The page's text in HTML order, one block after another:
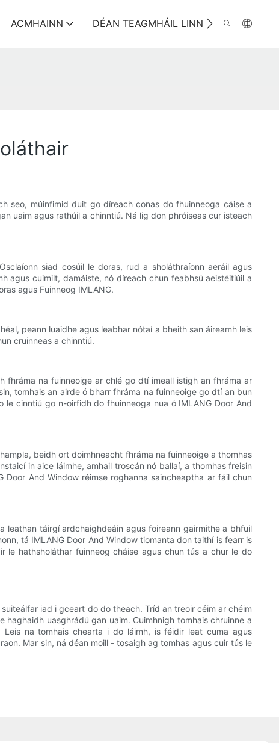
ACMHAINN DÉAN TEAGMHÁIL LINN:
seo, múinfimid duit go díreach conas do fhuinneoga cáise a
uaim agus rathúil a chinntiú. Ná lig don phróiseas cur isteach
siad cosúil le doras, rud a sholáthraíonn aeráil agus
agus cuimilt, damáiste, nó díreach chun feabhsú aeistéitiúil a
agus Fuinneog IMLANG.
peann luaidhe agus leabhar nótaí a bheith san áireamh leis
cruinneas a chinntiú.
fhráma na fuinneoige ar chlé go dtí imeall istigh an fhráma ar
tomhais an airde ó bharr fhráma na fuinneoige go dtí an bun
cinntiú go n-oirfidh do fhuinneoga nua ó IMLANG Door And
beidh ort doimhneacht fhráma na fuinneoige a thomhas
in aice láimhe, amhail troscán nó ballaí, a thomhas freisin
And Window réimse roghanna saincheaptha ar fáil chun
leathan táirgí ardchaighdeáin agus foireann gairmithe a bhfuil
tá IMLANG Door And Window tiomanta don taithí is fearr is
le hathsholáthar fuinneog cháise agus chun tús a chur le do
iad i gceart do do theach. Tríd an treoir céim ar chéim
uasghrádú gan uaim. Cuimhnigh tomhais chruinne a
na tomhais chearta i do láimh, is féidir leat cuma agus
Mar sin, ná déan moill - tosaigh ag tomhas agus cuir tús le